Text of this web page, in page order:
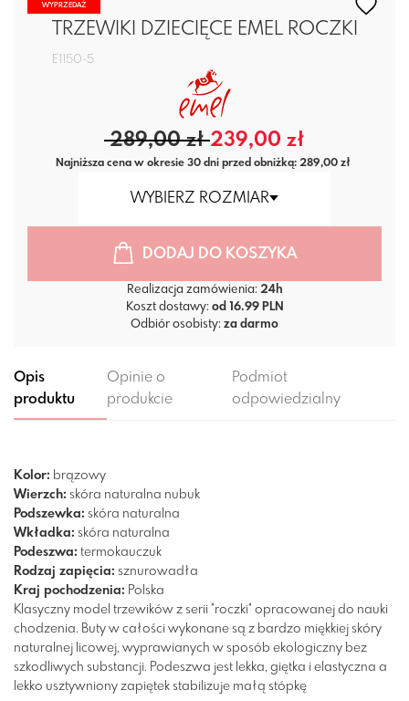
WYPRZEDAŻ
TRZEWIKI DZIECIĘCE EMEL ROCZKI
E1150-5
289,00 zł239,00 zł
Najniższa cena w okresie 30 dni przed obniżką: 289,00 zł
WYBIERZ ROZMIAR
DODAJ DO KOSZYKA
Realizacja zamówienia: 24h
Koszt dostawy: od 16.99 PLN
Odbiór osobisty: za darmo
Opis
produktu
Opinie o
produkcie
Podmiot
odpowiedzialny
Kolor: brązowy
Wierzch: skóra naturalna nubuk
Podszewka: skóra naturalna
Wkładka: skóra naturalna
Podeszwa: termokauczuk
Rodzaj zapięcia: sznurowadła
Kraj pochodzenia: Polska
Klasyczny model trzewików z serii "roczki" opracowanej do nauki
chodzenia. Buty w całości wykonane są z bardzo miękkiej skóry
naturalnej licowej, wyprawianych w sposób ekologiczny bez
szkodliwych substancji. Podeszwa jest lekka, giętka i elastyczna a
lekko usztywniony zapiętek stabilizuje małą stópkę